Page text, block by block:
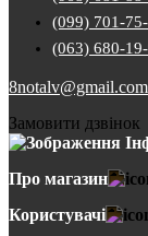
(099) 701-
(063) 680-
8notalv@gmail.com
Замовити дзвінок
Про магазин
Користувачі